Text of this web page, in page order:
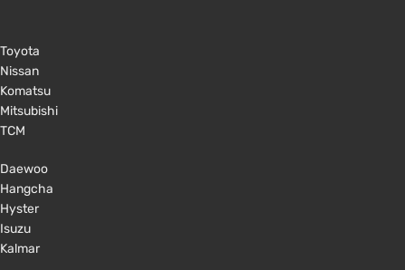
Toyota
Nissan
Komatsu
Mitsubishi
TCM
Daewoo
Hangcha
Hyster
Isuzu
Kalmar